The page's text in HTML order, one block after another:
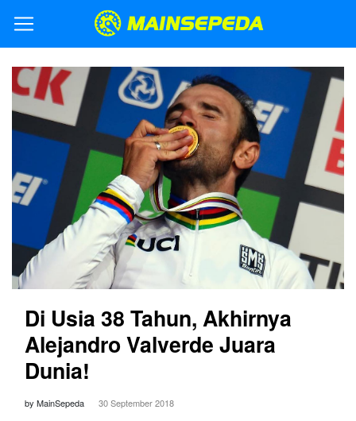
Di Usia 38 Tahun, Akhirnya
Alejandro Valverde Juara
Dunia!
by MainSepeda 30 September 2018